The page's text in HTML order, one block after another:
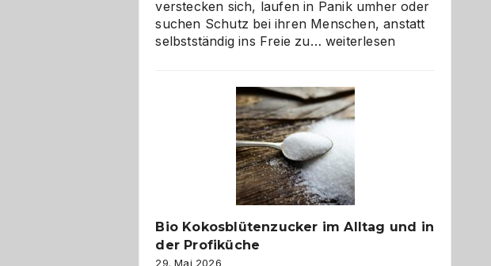
verstecken sich, laufen in Panik umher oder
suchen Schutz bei ihren Menschen, anstatt
selbstständig ins Freie zu… Wenn
Freund
in
Gefahr
ist:
Brandschutz
für
Hunde
eigenen
weiterlesen
Bio Kokosblütenzucker im Alltag und in
der Profiküche
29. Mai 2026